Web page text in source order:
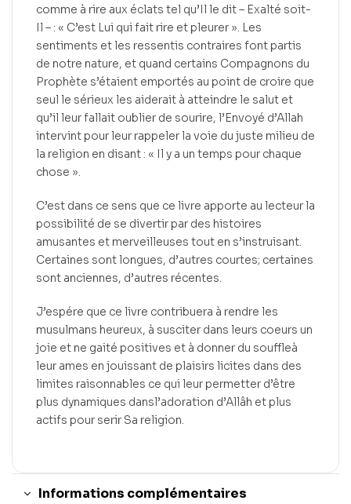
comme à rire aux éclats tel qu’Il le dit – Exalté soit-
Il – : « C’est Lui qui fait rire et pleurer ». Les
sentiments et les ressentis contraires font partis
de notre nature, et quand certains Compagnons du
Prophète s’étaient emportés au point de croire que
seul le sérieux les aiderait à atteindre le salut et
qu’il leur fallait oublier de sourire, l’Envoyé d’Allah
intervint pour leur rappeler la voie du juste milieu de
la religion en disant : « Il y a un temps pour chaque
chose ».
C’est dans ce sens que ce livre apporte au lecteur la
possibilité de se divertir par des histoires
amusantes et merveilleuses tout en s’instruisant.
Certaines sont longues, d’autres courtes; certaines
sont anciennes, d’autres récentes.
J’espére que ce livre contribuera à rendre les
musulmans heureux, à susciter dans leurs coeurs un
joie et ne gaité positives et à donner du souffleà
leur ames en jouissant de plaisirs licites dans des
limites raisonnables ce qui leur permetter d’être
plus dynamiques dansl’adoration d’Allâh et plus
actifs pour serir Sa religion.
Informations complémentaires